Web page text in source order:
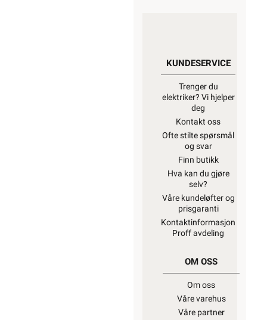
KUNDESERVICE
Trenger du
elektriker? Vi hjelper
deg
Kontakt oss
Ofte stilte spørsmål
og svar
Finn butikk
Hva kan du gjøre
selv?
Våre kundeløfter og
prisgaranti
Kontaktinformasjon
Proff avdeling
OM OSS
Om oss
Våre varehus
Våre partner